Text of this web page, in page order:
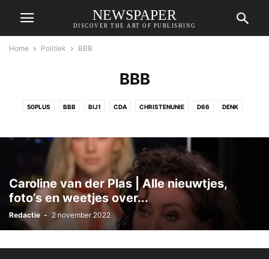
NEWSPAPER
DISCOVER THE ART OF PUBLISHING
Home Politiek BBB
BBB
50PLUS BBB BIJ1 CDA CHRISTENUNIE D66 DENK
PARTIJ VOOR DE DIEREN PVDA PVV SGP SP VVD
Caroline van der Plas | Alle nieuwtjes,
foto’s en weetjes over...
Redactie - 2 november 2022